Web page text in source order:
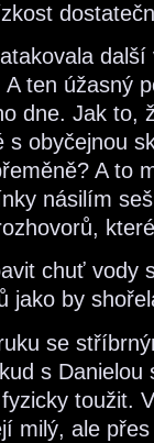
A ten úžasný
dne. Jak to,
s obyčejnou
A to
násilím
chuť vody
jako by
se
s Danielou
toužit.
milý, ale